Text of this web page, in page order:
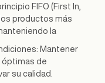
FIFO (First In,
productos más
la
Mantener
óptimas de
su calidad.